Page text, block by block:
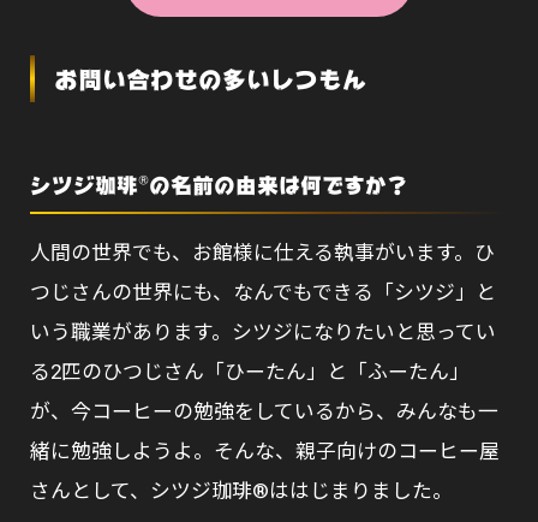
お問い合わせの多いしつもん
シツジ珈琲®の名前の由来は何ですか？
人間の世界でも、お館様に仕える執事がいます。ひ
つじさんの世界にも、なんでもできる「シツジ」と
いう職業があります。シツジになりたいと思ってい
る2匹のひつじさん「ひーたん」と「ふーたん」
が、今コーヒーの勉強をしているから、みんなも一
緒に勉強しようよ。そんな、親子向けのコーヒー屋
さんとして、シツジ珈琲®ははじまりました。